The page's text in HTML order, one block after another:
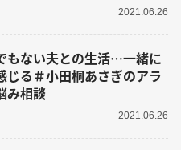
2021.06.26
もない夫との生活…一緒に
じる＃小田桐あさぎのアラ
み相談
2021.06.26